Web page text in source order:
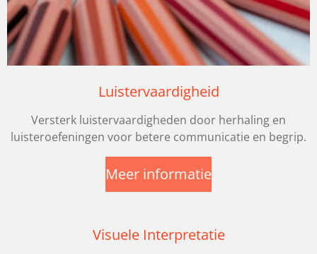
Luistervaardigheid
Versterk luistervaardigheden door herhaling en
luisteroefeningen voor betere communicatie en begrip.
Meer informatie
Visuele Interpretatie